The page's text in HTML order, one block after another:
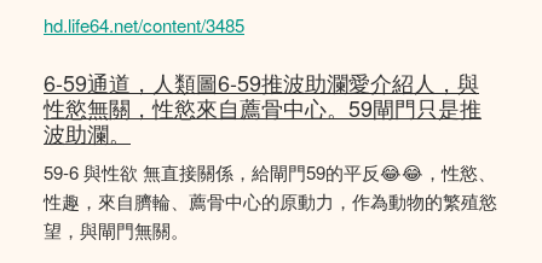
hd.life64.net/content/3485
6-59通道，人類圖6-59推波助瀾愛介紹人，與
性慾無關，性慾來自薦骨中心。59閘門只是推
波助瀾。
59-6 與性欲 無直接關係，給閘門59的平反😂😂，性慾、
性趣，來自臍輪、薦骨中心的原動力，作為動物的繁殖慾
望，與閘門無關。